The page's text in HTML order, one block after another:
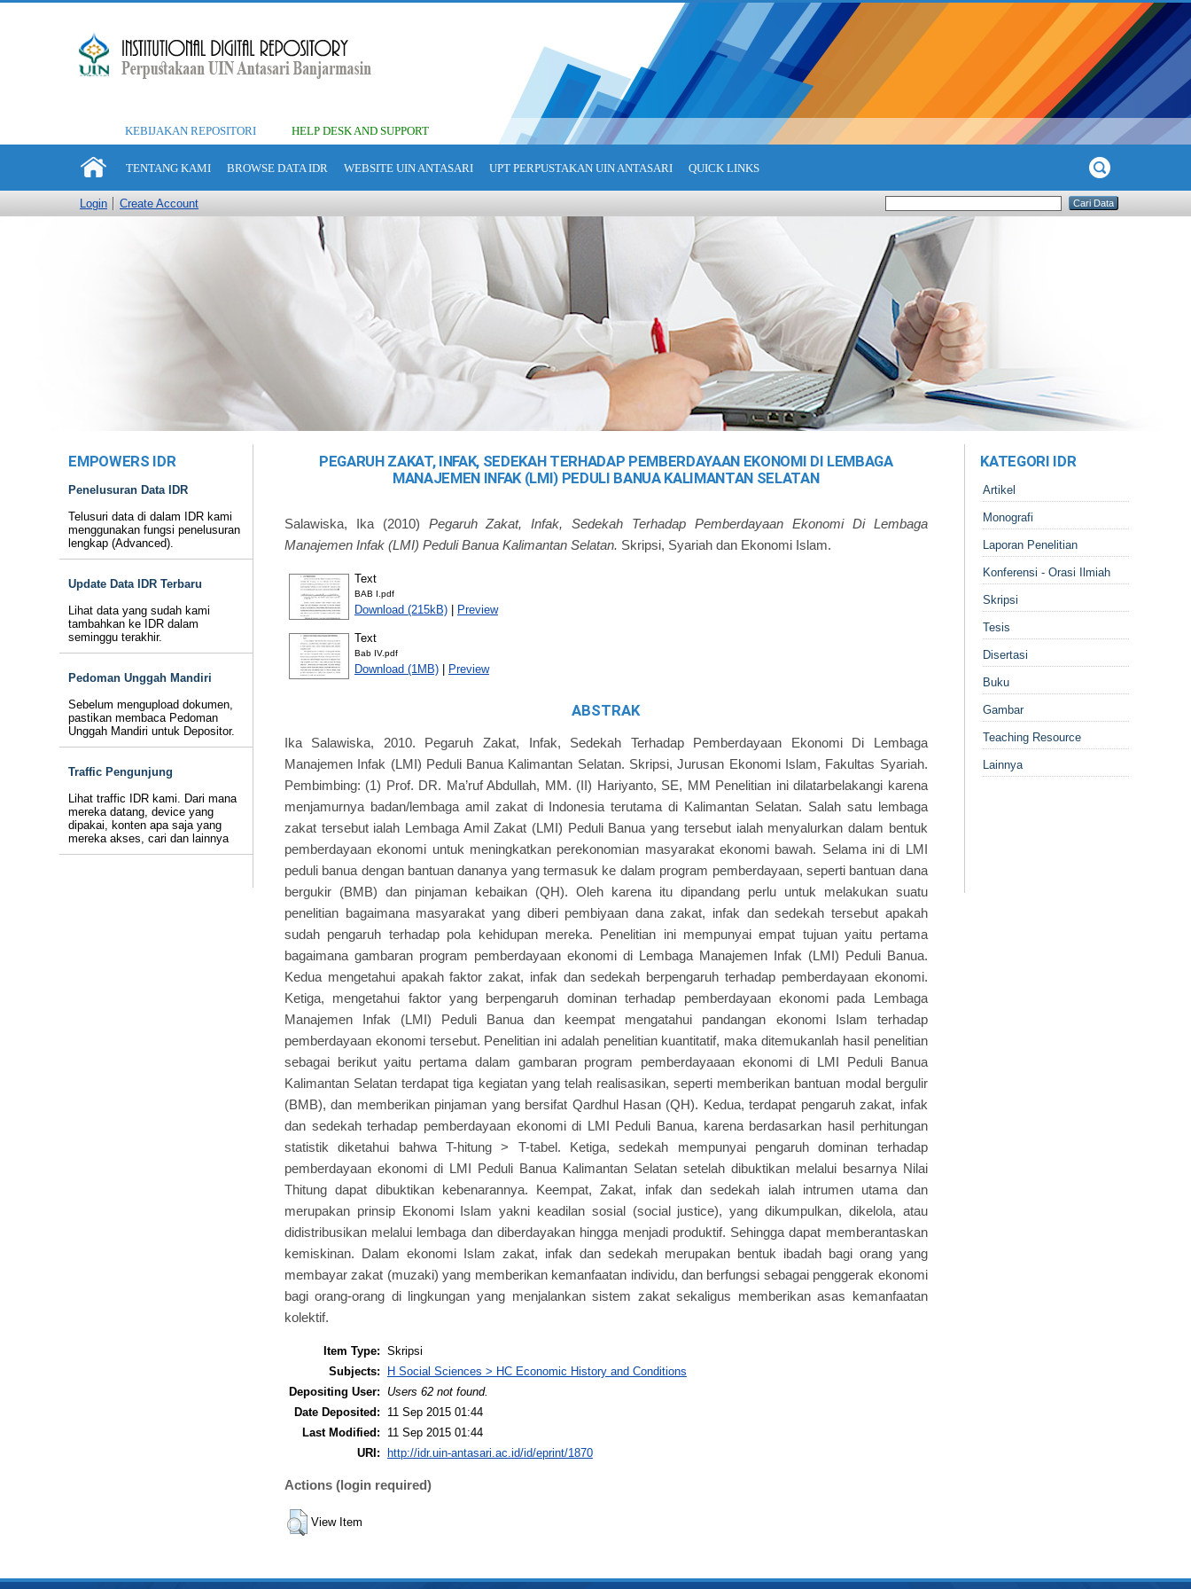
KEBIJAKAN REPOSITORI HELP DESK AND SUPPORT
TENTANG KAMI BROWSE DATA IDR WEBSITE UIN ANTASARI UPT PERPUSTAKAN UIN ANTASARI QUICK LINKS
Login Create Account
EMPOWERS IDR
Penelusuran Data IDR
Telusuri data di dalam IDR kami
menggunakan fungsi penelusuran
lengkap (Advanced).
Update Data IDR Terbaru
Lihat data yang sudah kami
tambahkan ke IDR dalam
seminggu terakhir.
Pedoman Unggah Mandiri
Sebelum mengupload dokumen,
pastikan membaca Pedoman
Unggah Mandiri untuk Depositor.
Traffic Pengunjung
Lihat traffic IDR kami. Dari mana
mereka datang, device yang
dipakai, konten apa saja yang
mereka akses, cari dan lainnya
PEGARUH ZAKAT, INFAK, SEDEKAH TERHADAP PEMBERDAYAAN EKONOMI DI LEMBAGA
MANAJEMEN INFAK (LMI) PEDULI BANUA KALIMANTAN SELATAN
Salawiska, Ika(2010) Pegaruh Zakat, Infak, Sedekah Terhadap Pemberdayaan Ekonomi Di Lembaga
Manajemen Infak (LMI) Peduli Banua Kalimantan Selatan. Skripsi, Syariah dan Ekonomi Islam.
Text
BAB I.pdf
Download (215kB)| Preview
Text
Bab IV.pdf
Download (1MB)| Preview
ABSTRAK
Ika Salawiska, 2010. Pegaruh Zakat, Infak, Sedekah Terhadap Pemberdayaan Ekonomi Di Lembaga
Manajemen Infak (LMI) Peduli Banua Kalimantan Selatan. Skripsi, Jurusan Ekonomi Islam, Fakultas Syariah.
Pembimbing: (1) Prof. DR. Ma’ruf Abdullah, MM. (II) Hariyanto, SE, MM Penelitian ini dilatarbelakangi karena
menjamurnya badan/lembaga amil zakat di Indonesia terutama di Kalimantan Selatan. Salah satu lembaga
zakat tersebut ialah Lembaga Amil Zakat (LMI) Peduli Banua yang tersebut ialah menyalurkan dalam bentuk
pemberdayaan ekonomi untuk meningkatkan perekonomian masyarakat ekonomi bawah. Selama ini di LMI
peduli banua dengan bantuan dananya yang termasuk ke dalam program pemberdayaan, seperti bantuan dana
bergukir (BMB) dan pinjaman kebaikan (QH). Oleh karena itu dipandang perlu untuk melakukan suatu
penelitian bagaimana masyarakat yang diberi pembiyaan dana zakat, infak dan sedekah tersebut apakah
sudah pengaruh terhadap pola kehidupan mereka. Penelitian ini mempunyai empat tujuan yaitu pertama
bagaimana gambaran program pemberdayaan ekonomi di Lembaga Manajemen Infak (LMI) Peduli Banua.
Kedua mengetahui apakah faktor zakat, infak dan sedekah berpengaruh terhadap pemberdayaan ekonomi.
Ketiga, mengetahui faktor yang berpengaruh dominan terhadap pemberdayaan ekonomi pada Lembaga
Manajemen Infak (LMI) Peduli Banua dan keempat mengatahui pandangan ekonomi Islam terhadap
pemberdayaan ekonomi tersebut. Penelitian ini adalah penelitian kuantitatif, maka ditemukanlah hasil penelitian
sebagai berikut yaitu pertama dalam gambaran program pemberdayaaan ekonomi di LMI Peduli Banua
Kalimantan Selatan terdapat tiga kegiatan yang telah realisasikan, seperti memberikan bantuan modal bergulir
(BMB), dan memberikan pinjaman yang bersifat Qardhul Hasan (QH). Kedua, terdapat pengaruh zakat, infak
dan sedekah terhadap pemberdayaan ekonomi di LMI Peduli Banua, karena berdasarkan hasil perhitungan
statistik diketahui bahwa T-hitung > T-tabel. Ketiga, sedekah mempunyai pengaruh dominan terhadap
pemberdayaan ekonomi di LMI Peduli Banua Kalimantan Selatan setelah dibuktikan melalui besarnya Nilai
Thitung dapat dibuktikan kebenarannya. Keempat, Zakat, infak dan sedekah ialah intrumen utama dan
merupakan prinsip Ekonomi Islam yakni keadilan sosial (social justice), yang dikumpulkan, dikelola, atau
didistribusikan melalui lembaga dan diberdayakan hingga menjadi produktif. Sehingga dapat memberantaskan
kemiskinan. Dalam ekonomi Islam zakat, infak dan sedekah merupakan bentuk ibadah bagi orang yang
membayar zakat (muzaki) yang memberikan kemanfaatan individu, dan berfungsi sebagai penggerak ekonomi
bagi orang-orang di lingkungan yang menjalankan sistem zakat sekaligus memberikan asas kemanfaatan
kolektif.
Item Type: Skripsi
Subjects:
H Social Sciences > HC Economic History and Conditions
Depositing User:
Users 62 not found.
Date Deposited:
11 Sep 2015 01:44
Last Modified:
11 Sep 2015 01:44
URI: http://idr.uin-antasari.ac.id/id/eprint/1870
Actions (login required)
View Item
KATEGORI IDR
Artikel
Monografi
Laporan Penelitian
Konferensi - Orasi Ilmiah
Skripsi
Tesis
Disertasi
Buku
Gambar
Teaching Resource
Lainnya